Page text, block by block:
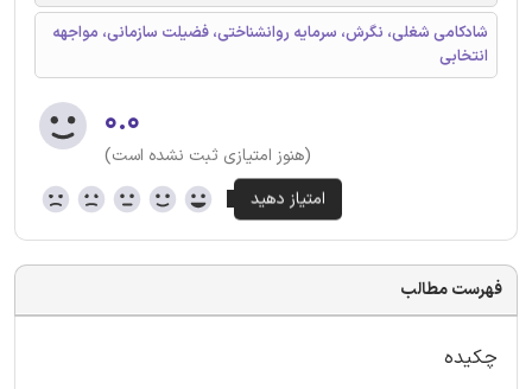
شادكامی شغلی، نگرش، سرمايه روانشناختی، فضيلت سازمانی، مواجهه
انتخابی
۰.۰
(هنوز امتیازی ثبت نشده است)
فهرست مطالب
چکیده